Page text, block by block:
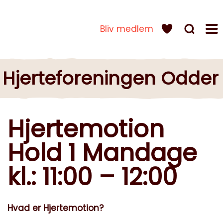
Bliv medlem
Hjerteforeningen Odder
Hjertemotion
Hold 1 Mandage
kl.: 11:00 – 12:00
Hvad er Hjertemotion?